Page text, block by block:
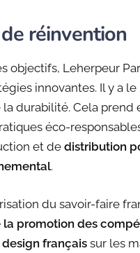
réinvention
objectifs, Leherpeur
innovantes. Il y a le
durabilité. Cela prend
éco-
et de distribution
.
du savoir-faire
la promotion des
français sur les